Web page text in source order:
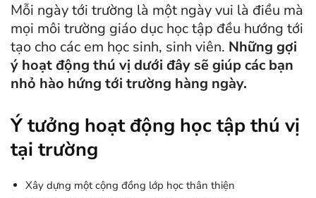
Mỗi ngày tới trường là một ngày vui là điều mà
mọi môi trường giáo dục học tập đều hướng tới
tạo cho các em học sinh, sinh viên. Những gợi
ý hoạt động thú vị dưới đây sẽ giúp các bạn
nhỏ hào hứng tới trường hàng ngày.
Ý tưởng hoạt động học tập thú vị
tại trường
Xây dựng một cộng đồng lớp học thân thiện